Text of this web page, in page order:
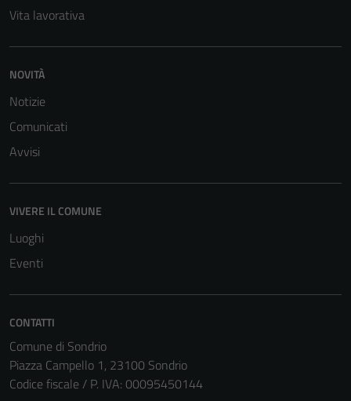
Vita lavorativa
NOVITÀ
Notizie
Comunicati
Avvisi
VIVERE IL COMUNE
Luoghi
Eventi
CONTATTI
Comune di Sondrio
Piazza Campello 1, 23100 Sondrio
Codice fiscale / P. IVA: 00095450144